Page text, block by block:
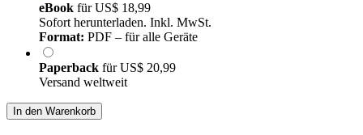
eBook fürUS$ 18,99
Sofort herunterladen. Inkl. MwSt.
Format: PDF – für alle Geräte
Paperback fürUS$ 20,99
Versand weltweit
In den Warenkorb